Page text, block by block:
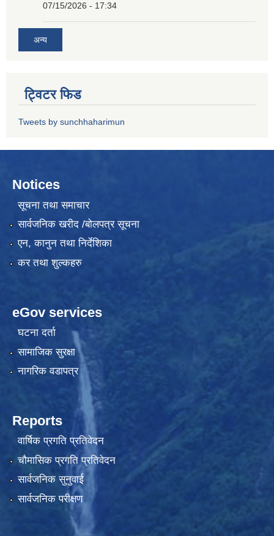
07/15/2026 - 17:34
अन्य
ट्विटर फिड
Tweets by sunchhaharimun
Notices
सूचना तथा समाचार
सार्वजनिक खरीद /बोलपत्र सूचना
एन, कानुन तथा निर्देशिका
कर तथा शुल्कहरु
eGov services
घटना दर्ता
सामाजिक सुरक्षा
नागरिक वडापत्र
Reports
वार्षिक प्रगति प्रतिवेदन
चौमासिक प्रगति प्रतिवेदन
सार्वजनिक सुनुवाई
सार्वजनिक परीक्षण